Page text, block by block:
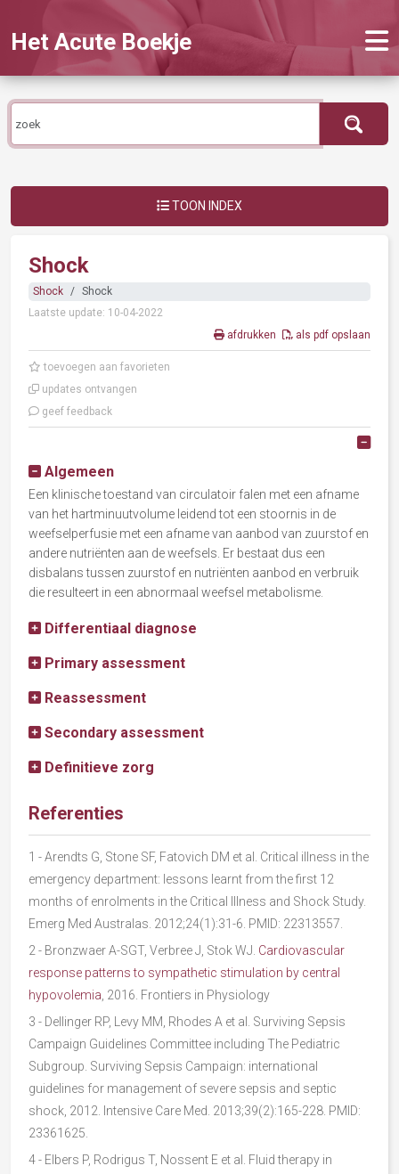
Het Acute Boekje
TOON INDEX
Shock
Shock
Shock
Laatste update: 10-04-2022
afdrukken
als pdf opslaan
toevoegen aan favorieten
updates ontvangen
geef feedback
Algemeen
Een klinische toestand van circulatoir falen met een afname
van het hartminuutvolume leidend tot een stoornis in de
weefselperfusie met een afname van aanbod van zuurstof en
andere nutriënten aan de weefsels. Er bestaat dus een
disbalans tussen zuurstof en nutriënten aanbod en verbruik
die resulteert in een abnormaal weefsel metabolisme.
Differentiaal diagnose
Primary assessment
Reassessment
Secondary assessment
Definitieve zorg
Referenties
1 - Arendts G, Stone SF, Fatovich DM et al. Critical illness in the
emergency department: lessons learnt from the first 12
months of enrolments in the Critical Illness and Shock Study.
Emerg Med Australas. 2012;24(1):31-6. PMID: 22313557.
2 - Bronzwaer A-SGT, Verbree J, Stok WJ. Cardiovascular
response patterns to sympathetic stimulation by central
hypovolemia , 2016. Frontiers in Physiology
3 - Dellinger RP, Levy MM, Rhodes A et al. Surviving Sepsis
Campaign Guidelines Committee including The Pediatric
Subgroup. Surviving Sepsis Campaign: international
guidelines for management of severe sepsis and septic
shock, 2012. Intensive Care Med. 2013;39(2):165-228. PMID:
23361625.
4- Elbers P, Rodrigus T, Nossent E et al. Fluid therapy in